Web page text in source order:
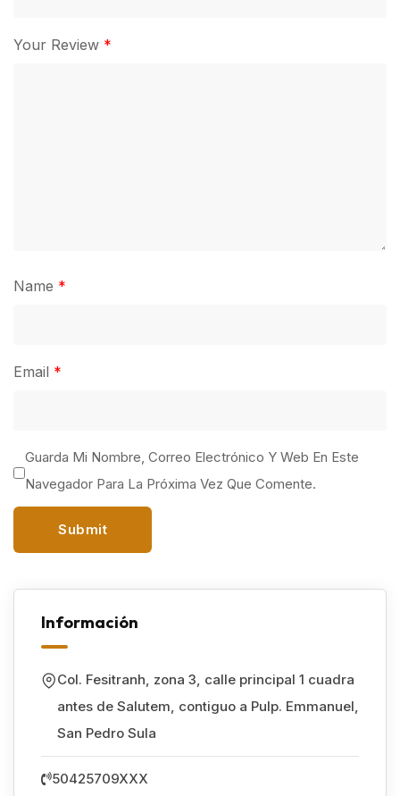
Your Review *
Name *
Email *
Guarda Mi Nombre, Correo Electrónico Y Web En Este
Navegador Para La Próxima Vez Que Comente.
Información
Col. Fesitranh, zona 3, calle principal 1 cuadra
antes de Salutem, contiguo a Pulp. Emmanuel,
San Pedro Sula
50425709XXX